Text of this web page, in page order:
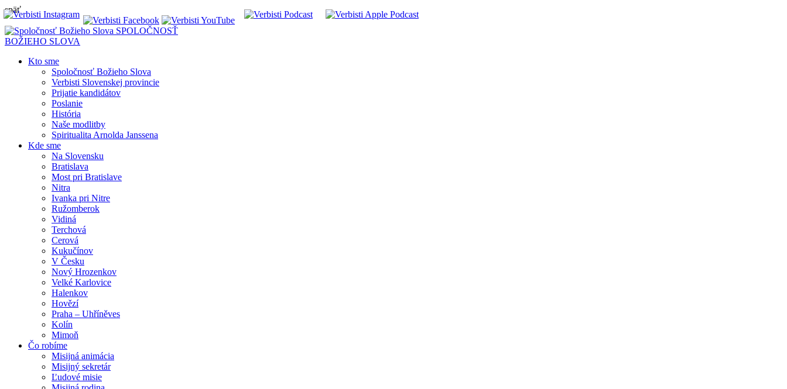
späť
SPOLOČNOSŤ
BOŽIEHO SLOVA
Kto sme
Spoločnosť Božieho Slova
Verbisti Slovenskej provincie
Prijatie kandidátov
Poslanie
História
Naše modlitby
Spiritualita Arnolda Janssena
Kde sme
Na Slovensku
Bratislava
Most pri Bratislave
Nitra
Ivanka pri Nitre
Ružomberok
Vidiná
Terchová
Cerová
Kukučínov
V Česku
Nový Hrozenkov
Velké Karlovice
Halenkov
Hovězí
Praha – Uhříněves
Kolín
Mimoň
Čo robíme
Misijná animácia
Misijný sekretár
Ľudové misie